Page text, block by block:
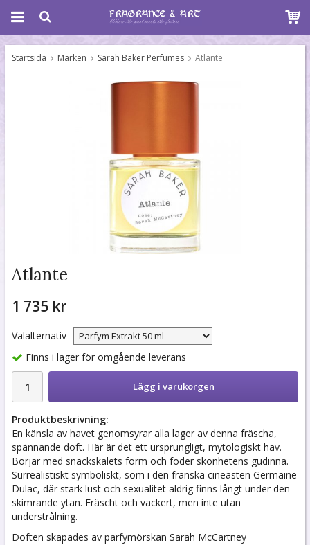
Startsida Märken Sarah Baker Perfumes Atlante
Atlante
1 735 kr
Valalternativ
Finns i lager för omgående leverans
Lägg i varukorgen
Produktbeskrivning:
En känsla av havet genomsyrar alla lager av denna fräscha,
spännande doft. Här är det ett ursprungligt, mytologiskt hav.
Börjar med snäckskalets form och föder skönhetens gudinna.
Surrealistiskt symboliskt, som i den franska cineasten Germaine
Dulac, där stark lust och sexualitet aldrig finns långt under den
skimrande ytan. Fräscht och vackert, men inte utan
understrålning.
Doften skapades av parfymörskan Sarah McCartney